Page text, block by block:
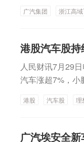
明显。其中，曾
NA L03，后续能
车企依然在存量
为，接下来5个
7月交付30468辆
款车型，使理想
线。这是汽车玩
越，无人配送由
得注意的是，无
感器融合感知，
资人、资深人工
在部分场景已实
乘用车赛道的持
广汽集团 浙江高
港股汽车股
人民财讯7月29
汽车涨超7%，小
港股 汽车股 理
广汽埃安全